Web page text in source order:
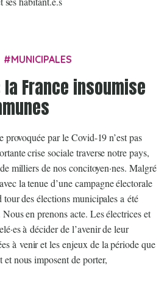
MUNICIPALES
France insoumise
par le Covid-19 n’est pas
crise sociale traverse notre pays,
milliers de nos concitoyen·nes. Malgré
la tenue d’une campagne électorale
tour des élections municipales a été
en prenons acte. Les électrices et
à décider de l’avenir de leur
à venir et les enjeux de la période que
nous imposent de porter,